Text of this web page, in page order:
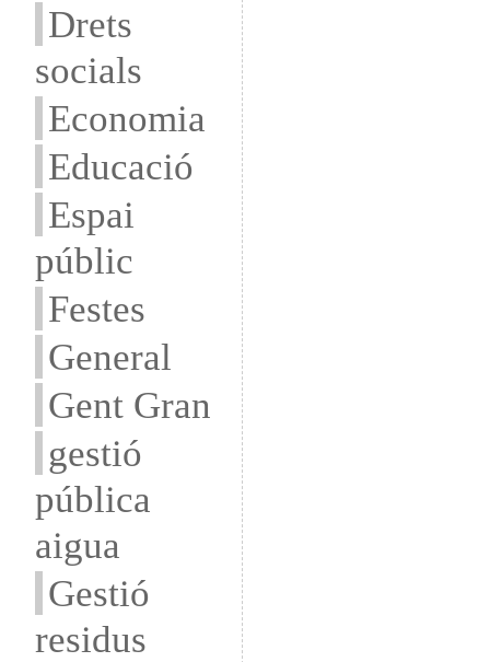
Drets
socials
Economia
Educació
Espai
públic
Festes
General
Gent Gran
gestió
pública
aigua
Gestió
residus